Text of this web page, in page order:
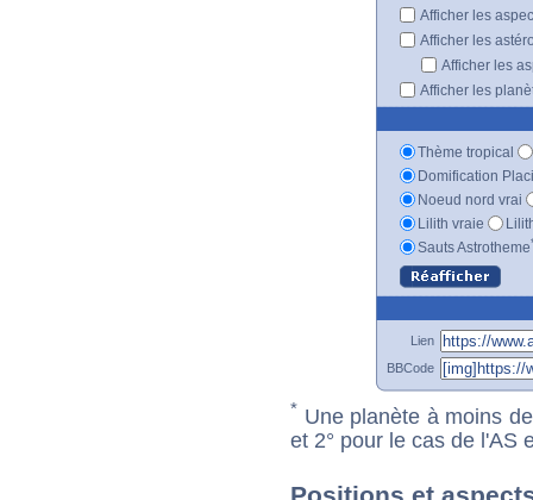
Afficher les
Afficher les
Afficher les
Afficher les
Thème tropical
Domification
Noeud nord vrai
Lilith vraie
Sauts Astrotheme
Lien
BBCode
* Une planète à moins
et 2° pour le cas de l'AS